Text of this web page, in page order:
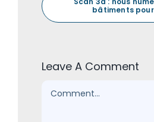
bâtiments
Leave A Comment
Comment